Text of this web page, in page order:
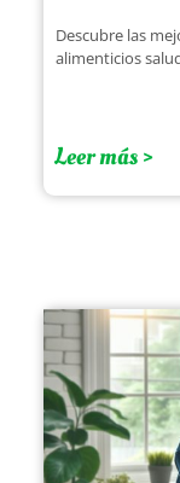
Descubre las
alimenticios
Leer más >